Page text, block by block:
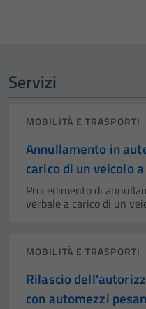
Servizi
MOBILITÀ E TRASPORTI
Annullamento in
carico di un veicolo
Procedimento di
verbale a carico di un
MOBILITÀ E TRASPORTI
Rilascio
con automezzi